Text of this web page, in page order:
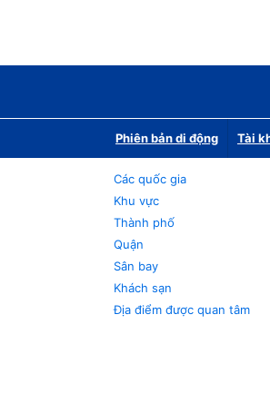
Phiên bản di động Tài
Các quốc gia
Khu vực
Thành phố
Quận
Sân bay
Khách sạn
Địa điểm được quan tâm